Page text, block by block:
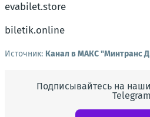
evabilet.store
biletik.online
Источник: Канал в МАКС "Минтранс
Подписывайтесь на
Telegram